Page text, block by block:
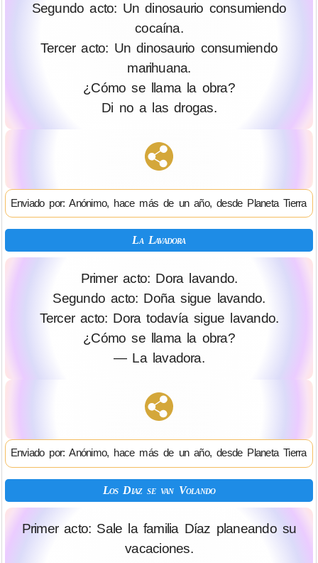
Segundo acto: Un dinosaurio consumiendo
cocaína.
Tercer acto: Un dinosaurio consumiendo
marihuana.
¿Cómo se llama la obra?
Di no a las drogas.
Enviado por: Anónimo, hace más de un año, desde Planeta Tierra
La Lavadora
Primer acto: Dora lavando.
Segundo acto: Doña sigue lavando.
Tercer acto: Dora todavía sigue lavando.
¿Cómo se llama la obra?
— La lavadora.
Enviado por: Anónimo, hace más de un año, desde Planeta Tierra
Los Diaz se van Volando
Primer acto: Sale la familia Díaz planeando su
vacaciones.